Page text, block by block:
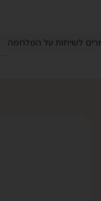
לשיחות על המלחמה